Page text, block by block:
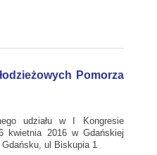
Pomorza
udziału w I Kongresie
kwietnia 2016 w Gdańskiej
ul Biskupia 1